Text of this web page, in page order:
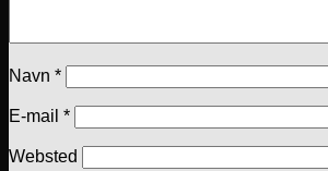
Navn *
E-mail *
Websted